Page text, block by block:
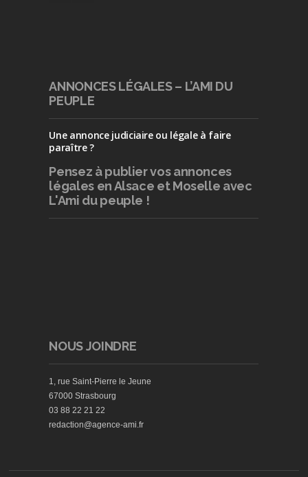
ANNONCES LÉGALES – L’AMI DU
PEUPLE
Une annonce judiciaire ou légale à faire
paraître ?
Pensez à publiervos annonces
légales en Alsace et Moselle avec
L'Ami du peuple !
NOUS JOINDRE
1, rue Saint-Pierre le Jeune
67000 Strasbourg
03 88 22 21 22
redaction@agence-ami.fr